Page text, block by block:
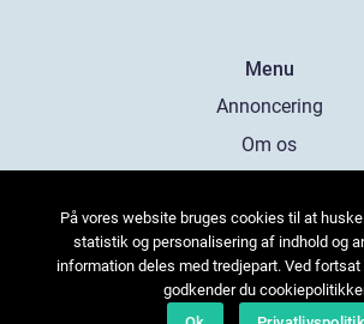
Menu
Annoncering
Om os
Kontakt os
Sitemap
På vores website bruges cookies til at
statistik og personalisering af indhold og
information deles med tredjepart. Ved
godkender du